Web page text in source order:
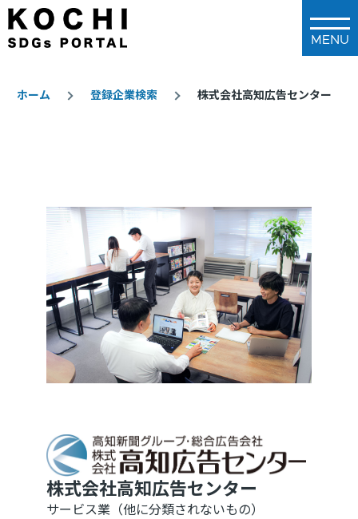
メインコンテンツに移動
ホーム 登録企業検索 株式会社高知広告センター
株式会社高知広告センター
サービス業（他に分類されないもの）